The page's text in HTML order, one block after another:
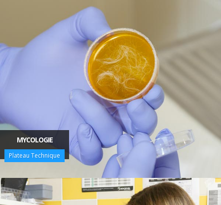
MYCOLOGIE
Plateau Technique